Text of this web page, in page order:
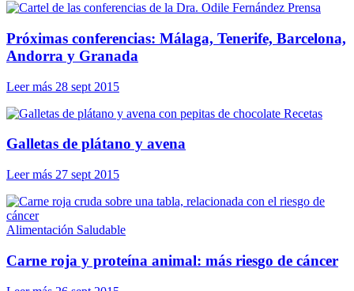
Prensa
Próximas conferencias: Málaga, Tenerife, Barcelona,
Andorra y Granada
Leer más 28 sept 2015
Recetas
Galletas de plátano y avena
Leer más 27 sept 2015
Alimentación Saludable
Carne roja y proteína animal: más riesgo de cáncer